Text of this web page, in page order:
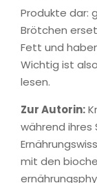
Produkte dar:
Brötchen
Fett und
Wichtig ist
lesen.
Zur Autorin:
während ihres
mit den